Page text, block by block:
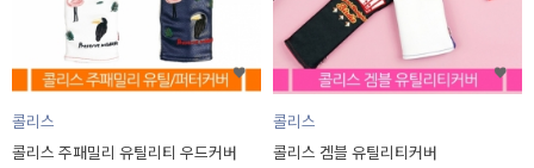
콜리스
콜리스 주패밀리 유틸리티 우드커버
콜리스
콜리스 겜블 유틸리티커버